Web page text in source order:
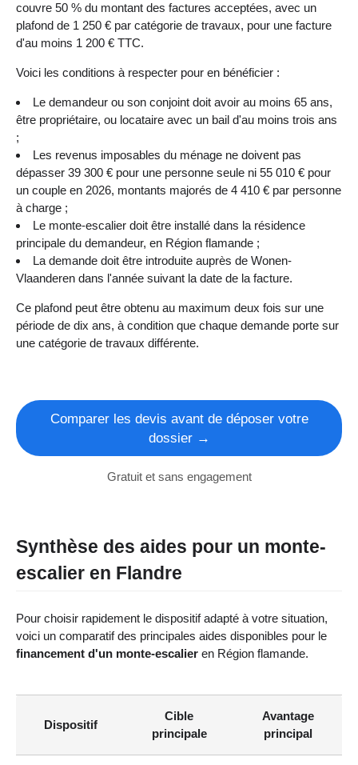
couvre 50 % du montant des factures acceptées, avec un
plafond de 1 250 € par catégorie de travaux, pour une facture
d'au moins 1 200 € TTC.
Voici les conditions à respecter pour en bénéficier :
Le demandeur ou son conjoint doit avoir au moins 65 ans,
être propriétaire, ou locataire avec un bail d'au moins trois ans
;
Les revenus imposables du ménage ne doivent pas
dépasser 39 300 € pour une personne seule ni 55 010 € pour
un couple en 2026, montants majorés de 4 410 € par personne
à charge ;
Le monte-escalier doit être installé dans la résidence
principale du demandeur, en Région flamande ;
La demande doit être introduite auprès de Wonen-
Vlaanderen dans l'année suivant la date de la facture.
Ce plafond peut être obtenu au maximum deux fois sur une
période de dix ans, à condition que chaque demande porte sur
une catégorie de travaux différente.
Comparer les devis avant de déposer votre
dossier →
Gratuit et sans engagement
Synthèse des aides pour un monte-
escalier en Flandre
Pour choisir rapidement le dispositif adapté à votre situation,
voici un comparatif des principales aides disponibles pour le
financement d'un monte-escalier en Région flamande.
Dispositif
Cible
principale
Avantage
principal